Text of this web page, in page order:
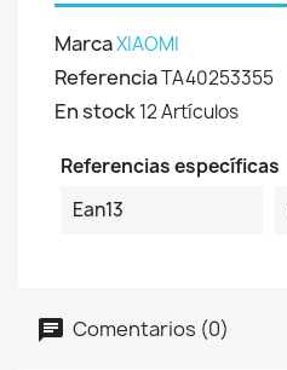
MarcaXIAOMI
ReferenciaTA40253355
En stock12 Artículos
Referencias específicas
Ean13
Comentarios (0)